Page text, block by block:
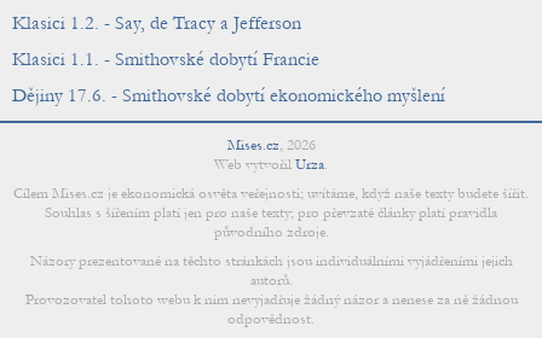
Klasici 1.2. - Say, de Tracy a Jefferson
Klasici 1.1. - Smithovské dobytí Francie
Dějiny 17.6. - Smithovské dobytí ekonomického myšlení
Mises.cz, 2026
Web vytvořil Urza.
Cílem Mises.cz je ekonomická osvěta veřejnosti; uvítáme, když naše texty budete šířit.
Souhlas s šířením platí jen pro naše texty; pro převzaté články platí pravidla
původního zdroje.
Názory prezentované na těchto stránkách jsou individuálními vyjádřeními jejich
autorů.
Provozovatel tohoto webu k nim nevyjadřuje žádný názor a nenese za ně žádnou
odpovědnost.